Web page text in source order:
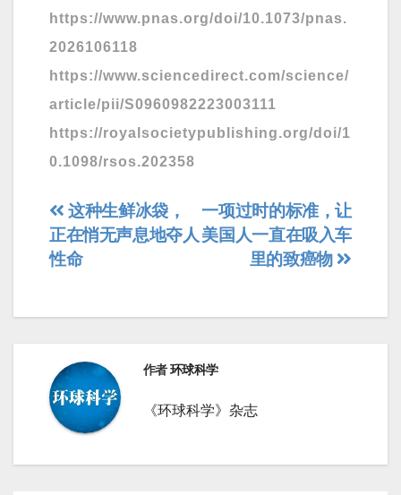
https://www.pnas.org/doi/10.1073/pnas.
2026106118
https://www.sciencedirect.com/science/
article/pii/S0960982223003111
https://royalsocietypublishing.org/doi/1
0.1098/rsos.202358
文
章
航
一项过时的标准，让
美国人一直在吸入车
里的致癌物
这种生鲜冰袋，
正在悄无声息地夺人
性命
作者环球科学
《环球科学》杂志